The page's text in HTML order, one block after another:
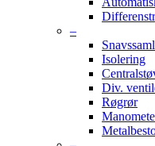
–
Isolering
Div.
Røgrør